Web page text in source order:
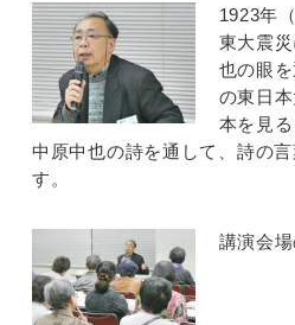
1923年
東大震
也の眼
の東日
本を見
中原中也の詩を通して、詩の
す。
講演会